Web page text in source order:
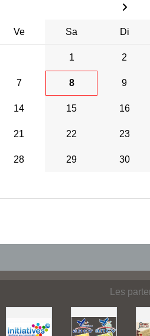
Ve Sa Di
1 2
7 8 9
14 15 16
21 22 23
28 29 30
Les